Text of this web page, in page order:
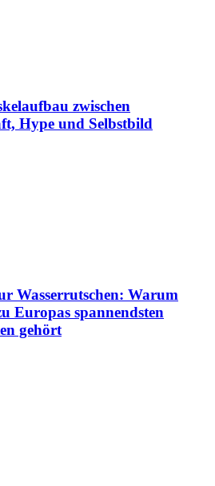
zwischen
Hype und Selbstbild
Wasserrutschen: Warum
Europas spannendsten
gehört